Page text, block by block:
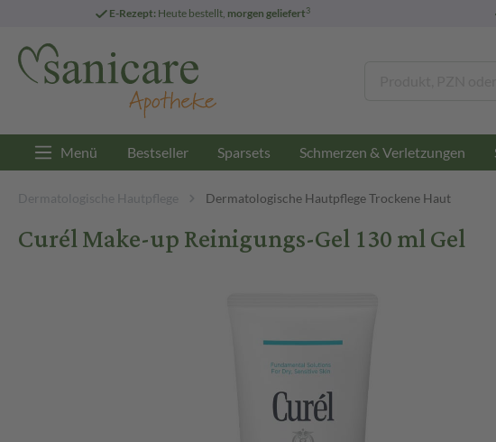
E-Rezept: Heute bestellt, morgen geliefert3
Menü Bestseller Sparsets Schmerzen & Verletzungen
Dermatologische Hautpflege Dermatologische Hautpflege Trockene Haut
Curél Make-up Reinigungs-Gel 130 ml Gel